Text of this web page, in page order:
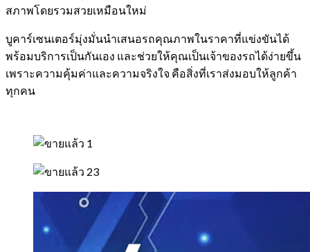
สภาพโดยรวมสวยเหมือนใหม่
บูคาร์เซนเตอร์มุ่งมั่นนำเสนอรถคุณภาพในราคาที่แข่งขันได้
พร้อมบริการเป็นกันเอง และช่วยให้คุณเป็นเจ้าของรถได้ง่ายขึ้น
เพราะความคุ้มค่าและความจริงใจ คือสิ่งที่เราส่งมอบให้ลูกค้า
ทุกคน